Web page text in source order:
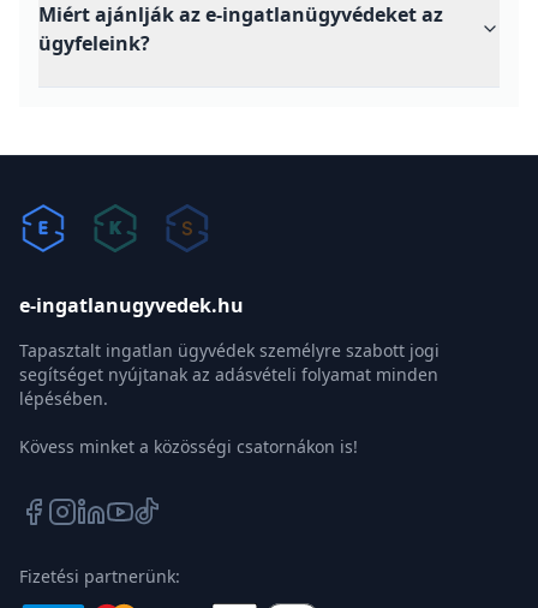
Miért ajánlják az e-ingatlanügyvédeket az
ügyfeleink?
e-ingatlanugyvedek.hu
Tapasztalt ingatlan ügyvédek személyre szabott jogi
segítséget nyújtanak az adásvételi folyamat minden
lépésében.
Kövess minket a közösségi csatornákon is!
Fizetési partnerünk: